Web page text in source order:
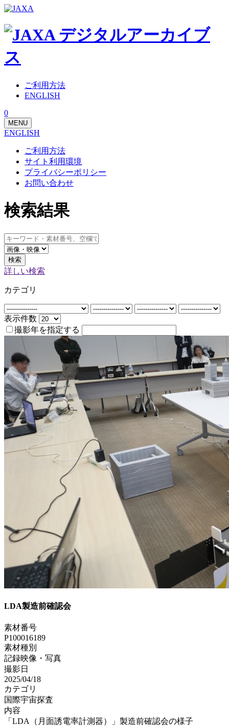
ご利用方法
ENGLISH
0
MENU
ENGLISH
ご利用方法
サイト利用環境
プライバシーポリシー
お問い合わせ
検索結果
検索
詳しい検索
カテゴリ
表示件数
撮影年を指定する
LDA製造前確認会
素材番号
P100016189
素材種別
記録映像・写真
撮影日
2025/04/18
カテゴリ
国際宇宙探査
内容
「LDA（月面誘電率計測器）」製造前確認会の様子